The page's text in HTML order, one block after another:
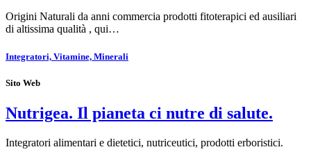
Origini Naturali da anni commercia prodotti fitoterapici ed ausiliari
di altissima qualità , qui…
Integratori, Vitamine, Minerali
Sito Web
Nutrigea. Il pianeta ci nutre di salute.
Integratori alimentari e dietetici, nutriceutici, prodotti erboristici.